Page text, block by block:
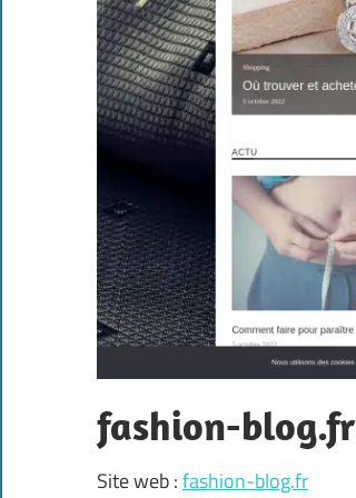
fashion-blog.fr
Site web :fashion-blog.fr